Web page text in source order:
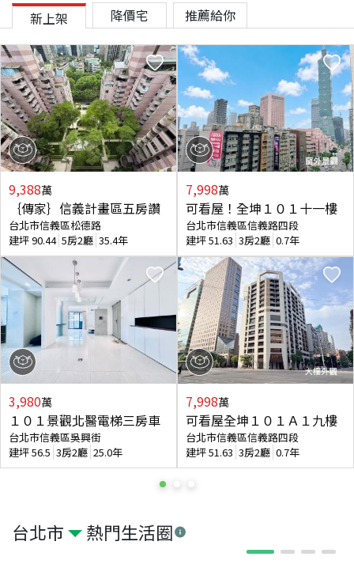
台北市 熱門生活圈
新上架 降價宅 推薦給你
9,388萬
｛傳家｝信義計畫區五房讚
台北市信義區松德路
建坪90.44 5房2廳 35.4年
3,980萬
１０１景觀北醫電梯三房車
台北市信義區吳興街
建坪56.5 3房2廳 25.0年
7,998萬
可看屋！全坤１０１十一樓
台北市信義區信義路四段
建坪51.63 3房2廳 0.7年
7,998萬
可看屋全坤１０１Ａ１九樓
台北市信義區信義路四段
建坪51.63 3房2廳 0.7年